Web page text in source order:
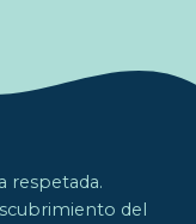
respetada.
del